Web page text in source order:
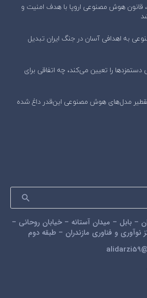
بعد از ۲ سال، قانون هوش مصنوعی اروپا با هدف امنیت و
به اهدافی آسان در جنگ ایران تبدیل
را تعیین می‌کند، چه اتفاقی برای
مدل‌های هوش مصنوعی این‌قدر داغ شده
– بابل – میدان آستانه – خیابان روحانی –
نوآوری و فناوری مازندران – طبقه دوم